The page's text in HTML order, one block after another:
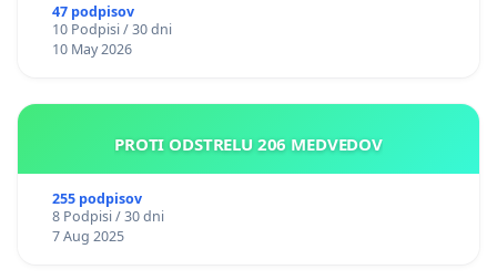
47 podpisov
10 Podpisi / 30 dni
10 May 2026
PROTI ODSTRELU 206 MEDVEDOV
255 podpisov
8 Podpisi / 30 dni
7 Aug 2025